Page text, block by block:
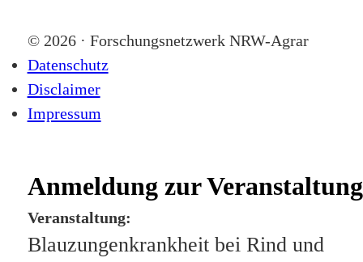
© 2026 · Forschungsnetzwerk NRW-Agrar
Datenschutz
Disclaimer
Impressum
Anmeldung zur Veranstaltung
Veranstaltung:
Blauzungenkrankheit bei Rind und